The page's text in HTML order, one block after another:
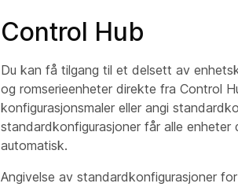
Control Hub
Du kan få tilgang til et delsett av
og romserieenheter direkte fra Control
konfigurasjonsmaler eller angi
standardkonfigurasjoner får alle
automatisk.
Angivelse av standardkonfigurasjoner